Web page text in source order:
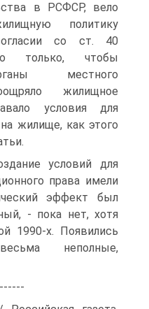
в РСФСР, вело
политику
со ст. 40
только, чтобы
местного
жилищное
условия для
жилище, как этого
условий для
права имели
эффект был
- пока нет, хотя
1990-х. Появились
неполные,